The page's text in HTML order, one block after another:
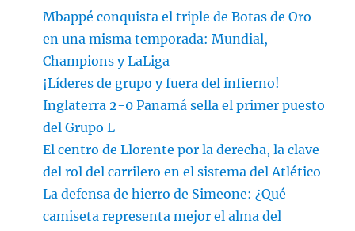
Mbappé conquista el triple de Botas de Oro
en una misma temporada: Mundial,
Champions y LaLiga
¡Líderes de grupo y fuera del infierno!
Inglaterra 2-0 Panamá sella el primer puesto
del Grupo L
El centro de Llorente por la derecha, la clave
del rol del carrilero en el sistema del Atlético
La defensa de hierro de Simeone: ¿Qué
camiseta representa mejor el alma del